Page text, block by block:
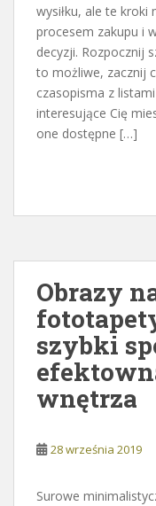
wysiłku, ale te
procesem zakupu i
decyzji. Rozpocznij
to możliwe, zacznij
czasopisma z
interesujące Cię
one dostępne […]
Obrazy
szybki
wnętrza
28 września 2019
Surowe